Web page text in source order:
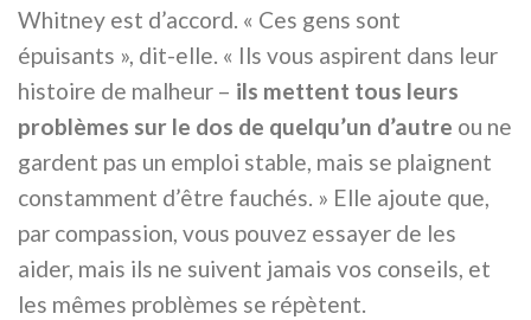
Whitney est d’accord. « Ces gens sont
épuisants », dit-elle. « Ils vous aspirent dans leur
histoire de malheur – ils mettent tous leurs
problèmes sur le dos de quelqu’un d’autre ou ne
gardent pas un emploi stable, mais se plaignent
constamment d’être fauchés. » Elle ajoute que,
par compassion, vous pouvez essayer de les
aider, mais ils ne suivent jamais vos conseils, et
les mêmes problèmes se répètent.